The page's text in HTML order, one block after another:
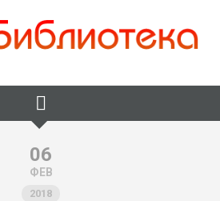
06
ФЕВ
2018